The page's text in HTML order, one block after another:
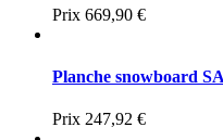
Prix 669,90 €
Planche snowboard
Prix 247,92 €